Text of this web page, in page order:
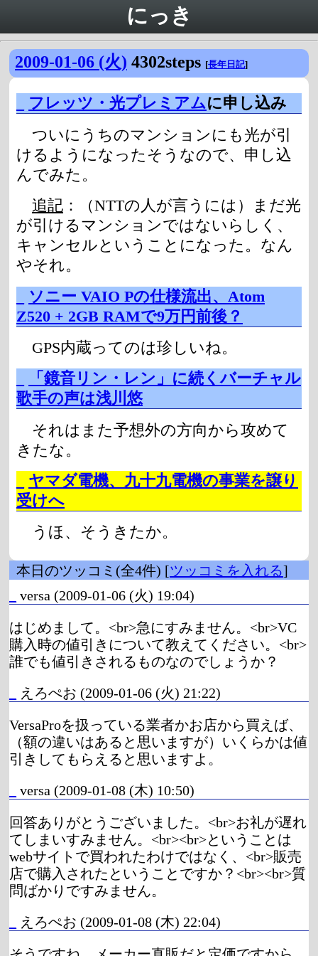
にっき
2009-01-06 (火) 4302steps [長年日記]
フレッツ・光プレミアムに申し込み
ついにうちのマンションにも光が引
けるようになったそうなので、申し込
んでみた。
追記 ：（NTTの人が言うには）まだ光
が引けるマンションではないらしく、
キャンセルということになった。なん
やそれ。
ソニー VAIO Pの仕様流出、Atom
Z520 + 2GB RAMで9万円前後？
GPS内蔵ってのは珍しいね。
「鏡音リン・レン」に続くバーチャル
歌手の声は浅川悠
それはまた予想外の方向から攻めて
きたな。
ヤマダ電機、九十九電機の事業を譲り
受けへ
うほ、そうきたか。
本日のツッコミ(全4件) [ツッコミを入れる]
versa (2009-01-06 (火) 19:04)
はじめまして。<br>急にすみません。<br>VC
購入時の値引きについて教えてください。<br>
誰でも値引きされるものなのでしょうか？
えろぺお (2009-01-06 (火) 21:22)
VersaProを扱っている業者かお店から買えば、
（額の違いはあると思いますが）いくらかは値
引きしてもらえると思いますよ。
versa (2009-01-08 (木) 10:50)
回答ありがとうございました。<br>お礼が遅れ
てしまいすみません。<br><br>ということは
webサイトで買われたわけではなく、<br>販売
店で購入されたということですか？<br><br>質
問ばかりですみません。
えろぺお (2009-01-08 (木) 22:04)